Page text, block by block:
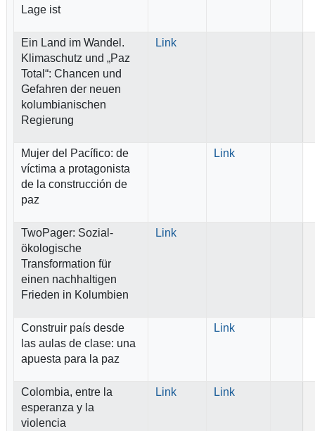
Lage ist
Ein Land im Wandel.
Klimaschutz und „Paz
Total“: Chancen und
Gefahren der neuen
kolumbianischen
Regierung
Link
Mujer del Pacífico: de
víctima a protagonista
de la construcción de
paz
Link
TwoPager: Sozial-
ökologische
Transformation für
einen nachhaltigen
Frieden in Kolumbien
Link
Construir país desde
las aulas de clase: una
apuesta para la paz
Link
Colombia, entre la
esperanza y la
violencia
Link Link